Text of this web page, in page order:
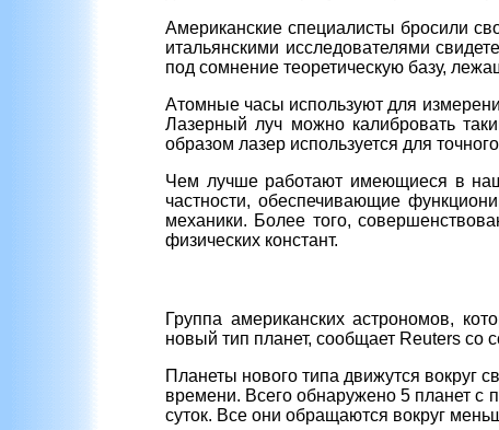
Американские специалисты бросили
итальянскими исследователями
под сомнение теоретическую базу,
Атомные часы используют для
Лазерный луч можно калибровать
образом лазер используется для
Чем лучше работают имеющиеся в
частности, обеспечивающие
механики. Более того,
физических констант.
Группа американских астрономов,
новый тип планет, сообщает Reuters со
Планеты нового типа движутся вокруг
времени. Всего обнаружено 5 планет с
суток. Все они обращаются вокруг